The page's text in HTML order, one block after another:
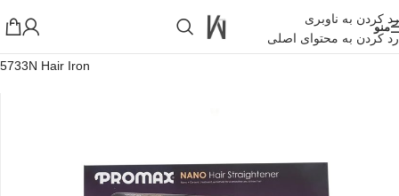
رد کردن به ناوبری
رد کردن به محتوای اصلی
منو
خانه»فروشگاه اینترنتی واکارنا
5733N Hair Iron